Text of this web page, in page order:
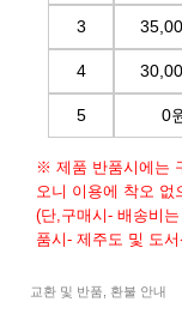
3
4
5 0
※ 제품 반품시에는
오니 이용에 착오 없
(단,구매시- 배송비
품시- 제주도 및 도
교환 및 반품, 환불 안내